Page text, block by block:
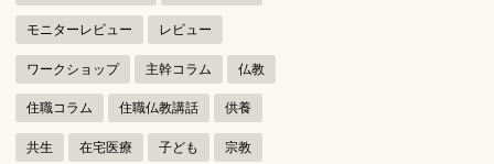
モニターレビュー レビュー
ワークショップ 主幹コラム 仏教
住職コラム 住職仏教講話 供養
共生 在宅医療 子ども 宗教